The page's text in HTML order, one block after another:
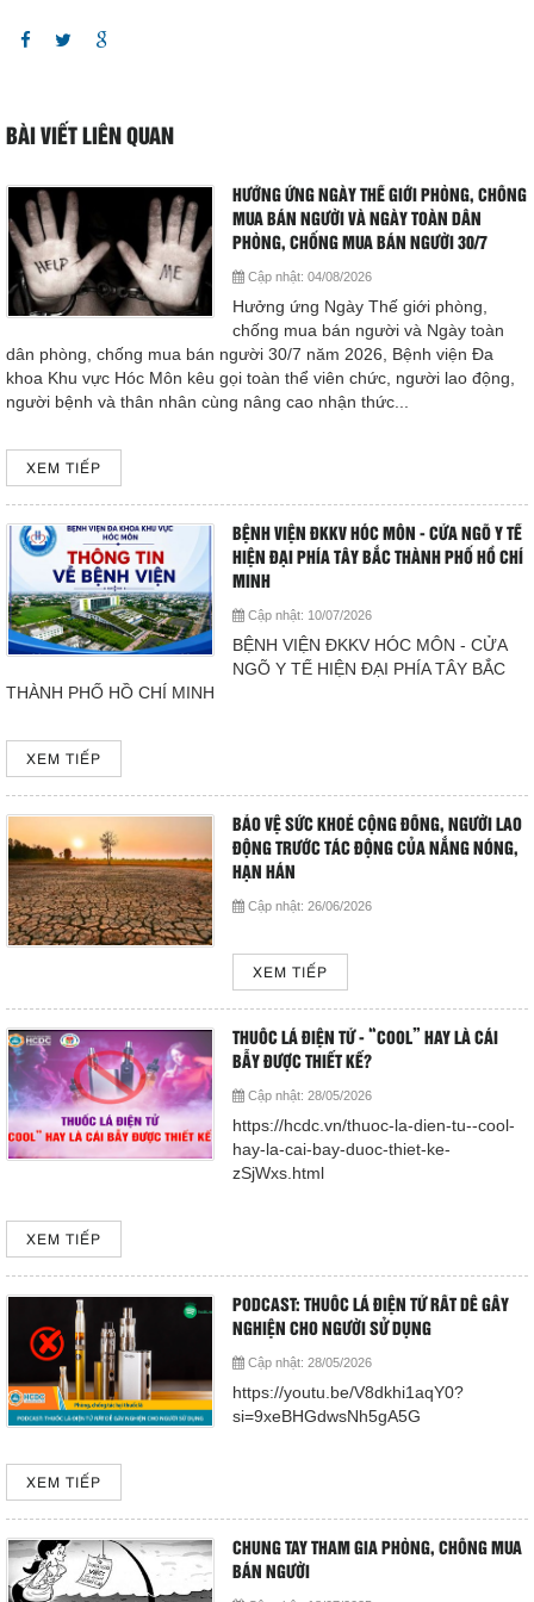
HƯỚNG TỚI “GIỜ VÀNG” TRONG ĐIỀU TRỊ ĐỘT QUỴ BỆNH
Thông tin về tình hình dịch bệnh COVID- 19
TRUYỀN THÔNG PHÒNG, CHỐNG BỆNH SỐT XUẤT HUYẾT
DENGUE
HƯỞNG ỨNG NGÀY GIA ĐÌNH VIỆT NAM VÀ THÁNG HÀNH
ĐỘNG QUỐC GIA VỀ PHÒNG, CHỐNG BẠO LỰC GIA ĐÌNH
BÀI VIẾT LIÊN QUAN
HƯỞNG ỨNG NGÀY THẾ GIỚI PHÒNG, CHỐNG
MUA BÁN NGƯỜI VÀ NGÀY TOÀN DÂN
PHÒNG, CHỐNG MUA BÁN NGƯỜI 30/7
Cập nhật: 04/08/2026
Hưởng ứng Ngày Thế giới phòng,
chống mua bán người và Ngày toàn
dân phòng, chống mua bán người 30/7 năm 2026, Bệnh viện Đa
khoa Khu vực Hóc Môn kêu gọi toàn thể viên chức, người lao động,
người bệnh và thân nhân cùng nâng cao nhận thức...
XEM TIẾP
BỆNH VIỆN ĐKKV HÓC MÔN - CỬA NGÕ Y TẾ
HIỆN ĐẠI PHÍA TÂY BẮC THÀNH PHỐ HỒ CHÍ
MINH
Cập nhật: 10/07/2026
BỆNH VIỆN ĐKKV HÓC MÔN - CỬA
NGÕ Y TẾ HIỆN ĐẠI PHÍA TÂY BẮC
THÀNH PHỐ HỒ CHÍ MINH
XEM TIẾP
BẢO VỆ SỨC KHOẺ CỘNG ĐỒNG, NGƯỜI LAO
ĐỘNG TRƯỚC TÁC ĐỘNG CỦA NẮNG NÓNG,
HẠN HÁN
Cập nhật: 26/06/2026
XEM TIẾP
THUỐC LÁ ĐIỆN TỬ - “COOL” HAY LÀ CÁI
BẪY ĐƯỢC THIẾT KẾ?
Cập nhật: 28/05/2026
https://hcdc.vn/thuoc-la-dien-tu--cool-
hay-la-cai-bay-duoc-thiet-ke-
zSjWxs.html
XEM TIẾP
PODCAST: THUỐC LÁ ĐIỆN TỬ RẤT DỄ GÂY
NGHIỆN CHO NGƯỜI SỬ DỤNG
Cập nhật: 28/05/2026
https://youtu.be/V8dkhi1aqY0?
si=9xeBHGdwsNh5gA5G
XEM TIẾP
CHUNG TAY THAM GIA PHÒNG, CHỐNG MUA
BÁN NGƯỜI
Thông tin dược phẩm
Công tác xã hội
Hoạt động đoàn thể
Hướng dẫn bệnh nhân
Sơ đồ bệnh viện
Thư viện
Giá dịch vụ
Đào tạo - Nghiên cứu KH
Báo cáo CTQLCSNB
Liên hệ
LIÊN HỆ
Cấp cứu (24/24)
(08) 3710 1445
support@bvdkhocmon.com
COPYRIGHT 2015. ALL RIGHTS RESERVED